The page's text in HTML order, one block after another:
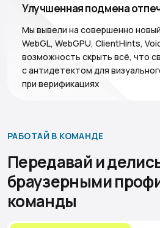
Улучшенная подмена
Мы вывели на совершенно
WebGL, WebGPU, ClientHints,
возможность скрыть всё, что
с антидетектом для
при верификациях
РАБОТАЙ В КОМАНДЕ
Передавай и
браузерными
команды